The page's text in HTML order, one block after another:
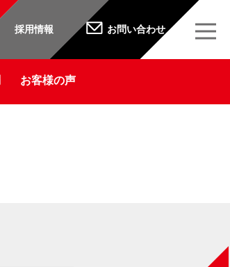
採用情報 お問い合わせ
お客様の声